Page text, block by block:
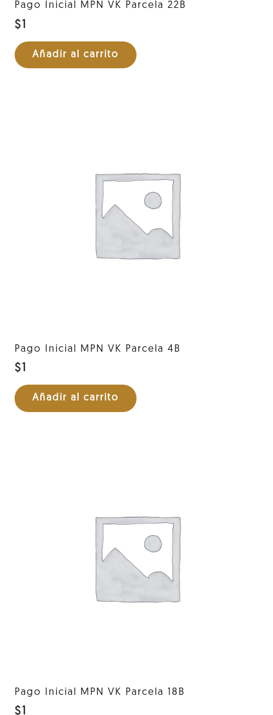
Pago Inicial MPN VK Parcela 22B
$1
Añadir al carrito
Pago Inicial MPN VK Parcela 4B
$1
Añadir al carrito
Pago Inicial MPN VK Parcela 18B
$ 1